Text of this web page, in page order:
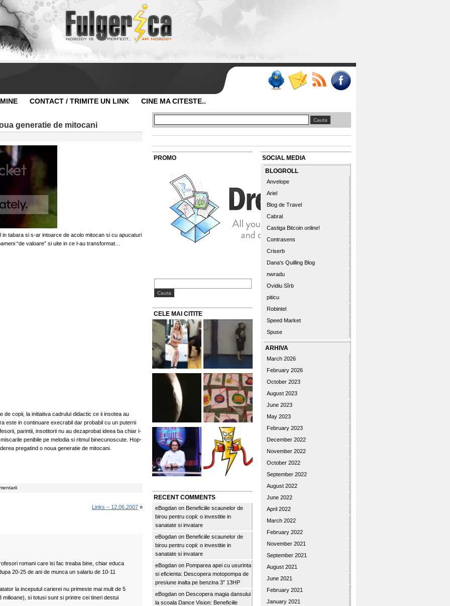
CONTACT / TRIMITE UN LINK CINE MA CITESTE..
generatie de mitocani
tabara si s-ar intoarce de acolo mitocan si cu apucaturi
“de valoare” si uite in ce l-au transformat…
de copii, la initiativa cadrului didactic ce ii insotea au
este in continuare execrabil dar probabil cu un puterni
parintii, insotitorii nu au dezaprobat ideea ba chiar i-
penibile pe melodia si ritmul binecunoscute. Hop-
pregatind o noua generatie de mitocani.
Links – 12.06.2007 »
romani care isi fac treaba bine, chiar educa
20-25 de ani de munca un salariu de 10-11
la inceputul carierei nu primeste mai mult de 5
milioane), si totusi sunt si printre cei tineri destui
PROMO
CELE MAI CITITE
RECENT COMMENTS
eBogdan on Beneficiile scaunelor de
birou pentru copii: o investitie in
sanatate si invatare
eBogdan on Beneficiile scaunelor de
birou pentru copii: o investitie in
sanatate si invatare
eBogdan on Pomparea apei cu usurinta
si eficienta: Descopera motopompa de
presiune inalta pe benzina 3″ 13HP
eBogdan on Descopera magia dansului
la scoala Dance Vision: Beneficiile
SOCIAL MEDIA
BLOGROLL
Anvelope
Ariel
Blog de Travel
Cabral
Castiga Bitcoin online!
Contrasens
Criserb
Dana's Quilling Blog
nwradu
Ovidiu Sîrb
piticu
Robintel
Speed Market
Spuse
ARHIVA
March 2026
February 2026
October 2023
August 2023
June 2023
May 2023
February 2023
December 2022
November 2022
October 2022
September 2022
August 2022
June 2022
April 2022
March 2022
February 2022
November 2021
September 2021
August 2021
June 2021
February 2021
January 2021